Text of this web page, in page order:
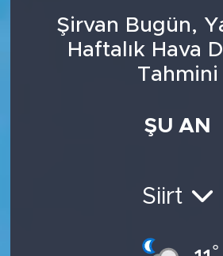
Şirvan Bugün,
Haftalık Hava
Tahmini
ŞU AN
Siirt
°
Haber Arşivi